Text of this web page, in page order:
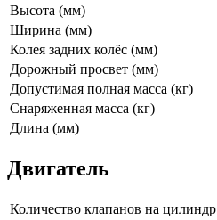
Высота (мм)
Ширина (мм)
Колея задних колёс (мм)
Дорожный просвет (мм)
Допустимая полная масса (кг)
Снаряженная масса (кг)
Длина (мм)
Двигатель
Количество клапанов на цилиндр